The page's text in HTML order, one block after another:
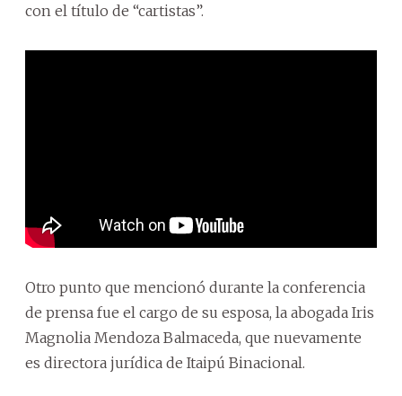
con el título de “cartistas”.
Otro punto que mencionó durante la conferencia
de prensa fue el cargo de su esposa, la abogada Iris
Magnolia Mendoza Balmaceda, que nuevamente
es directora jurídica de Itaipú Binacional.